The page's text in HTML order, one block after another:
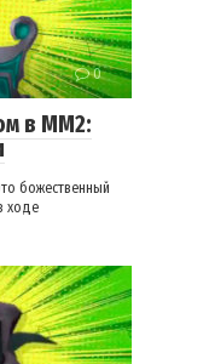
0
в ММ2:
божественный
ходе